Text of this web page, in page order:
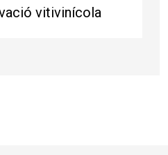
vitivinícola